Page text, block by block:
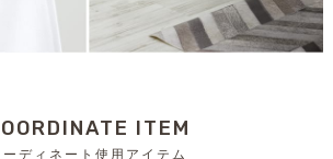
ITEM
ーディネート使用アイテム